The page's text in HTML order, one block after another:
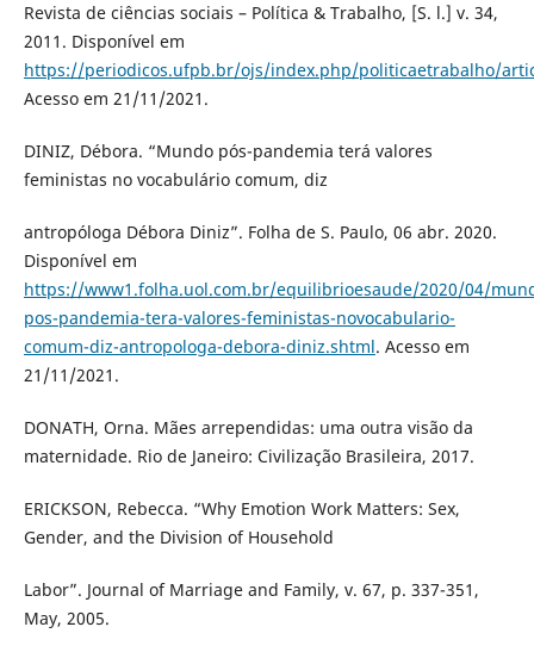
Revista de ciências sociais – Política & Trabalho, [S. l.] v. 34,
2011. Disponível em
https://periodicos.ufpb.br/ojs/index.php/politicaetrabalho/
Acesso em 21/11/2021.
DINIZ, Débora. “Mundo pós-pandemia terá valores
feministas no vocabulário comum, diz
antropóloga Débora Diniz”. Folha de S. Paulo, 06 abr. 2020.
Disponível em
https://www1.folha.uol.com.br/equilibrioesaude/2020/04/
pos-pandemia-tera-valores-feministas-novocabulario-
comum-diz-antropologa-debora-diniz.shtml. Acesso em
21/11/2021.
DONATH, Orna. Mães arrependidas: uma outra visão da
maternidade. Rio de Janeiro: Civilização Brasileira, 2017.
ERICKSON, Rebecca. “Why Emotion Work Matters: Sex,
Gender, and the Division of Household
Labor”. Journal of Marriage and Family, v. 67, p. 337-351,
May, 2005.